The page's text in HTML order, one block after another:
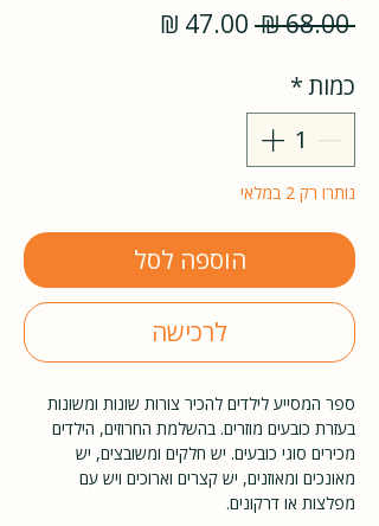
‏68.00 ‏₪
מחיר
כמות*
נותרו רק 2 במלאי
הוספה לסל
לרכישה
ספר המסייע לילדים להכיר צורות שונות ומשונות
בעזרת כובעים מוזרים. בהשלמת החרוזים, הילדים
מכירים סוגי כובעים. יש חלקים ומשובצים, יש
מאונכים ומאוזנים, יש קצרים וארוכים ויש עם
מפלצות או דרקונים.